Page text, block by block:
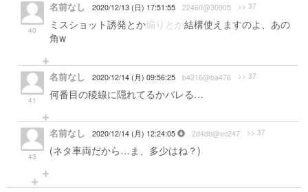
40
名前なし 2020/12/13 (日) 17:51:55 22460@30905 >> 37
ミスショット誘発とか煽りとか結構使えますのよ、あの
角w
41
名前なし 2020/12/14 (月) 09:56:25 b4216@ba476 >> 37
何番目の稜線に隠れてるかバレる…
43
名前なし 2020/12/14 (月) 12:24:05 2d4db@ec247 >> 37
(ネタ車両だから…ま、多少はね？)